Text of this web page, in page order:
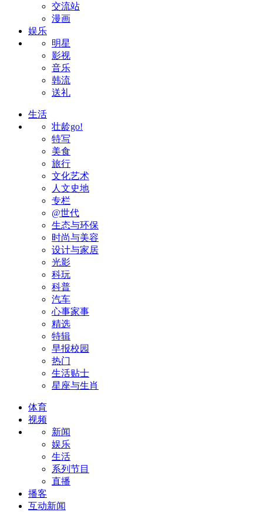
交流站
漫画
娱乐
明星
影视
音乐
韩流
送礼
生活
壮龄go!
特写
美食
旅行
文化艺术
人文史地
专栏
@世代
生态与环保
时尚与美容
设计与家居
光影
科玩
科普
汽车
心事家事
精选
特辑
早报校园
热门
生活贴士
星座与生肖
体育
视频
新闻
娱乐
生活
系列节目
直播
播客
互动新闻